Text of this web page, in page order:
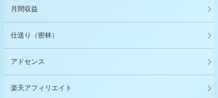
月間収益
仕送り（密林）
アドセンス
楽天アフィリエイト